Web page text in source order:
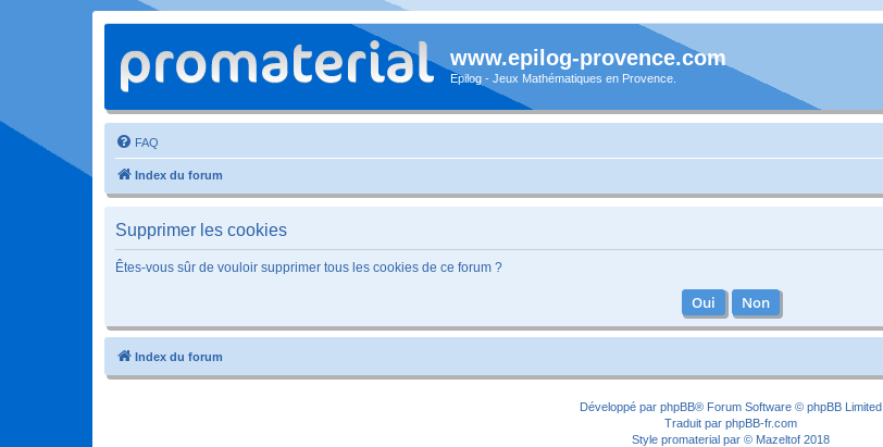
www.epilog-provence.com
Epilog - Jeux Mathématiques en Provence.
FAQ
Index du forum
Supprimer les cookies
Êtes-vous sûr de vouloir supprimer tous les cookies de ce forum ?
Index du forum
Développé par phpBB® Forum Software © phpBB Limited
Traduit par phpBB-fr.com
Style promaterial par © Mazeltof 2018